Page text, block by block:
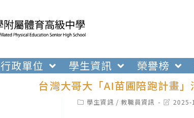
行政單位 學生資訊 榮譽榜
台灣大哥大「AI苗圃陪跑計畫」
Post學生資訊 / 教職員資訊
Post2025-